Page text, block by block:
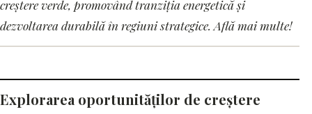
Kazahstan și Scandinavia
explorează oportunități
pentru creștere verde
creștere verde, promovând tranziția energetică și
dezvoltarea durabilă în regiuni strategice. Află mai multe!
Explorarea oportunităților de creștere